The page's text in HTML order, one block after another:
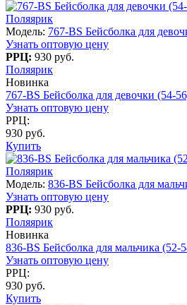
Поляярик
Модель: 767-BS Бейсболка для
Узнать оптовую цену
РРЦ: 930 руб.
Поляярик
Новинка
767-BS Бейсболка для девочки (54-
Узнать оптовую цену
РРЦ:
930 руб.
Купить
Поляярик
Модель: 836-BS Бейсболка для
Узнать оптовую цену
РРЦ: 930 руб.
Поляярик
Новинка
836-BS Бейсболка для мальчика (52-
Узнать оптовую цену
РРЦ:
930 руб.
Купить